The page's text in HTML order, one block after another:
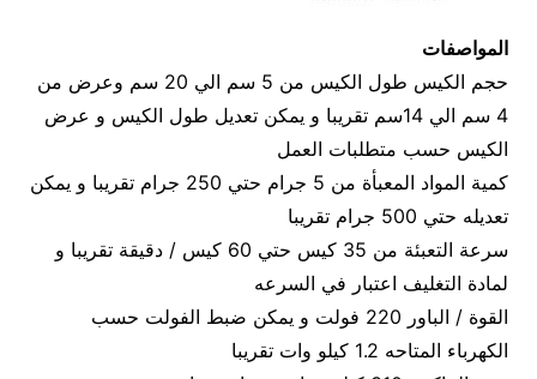
المواصفات
حجم الكيس طول الكيس من 5 سم الي 20 سم وعرض من
4 سم الي 14سم تقريبا و يمكن تعديل طول الكيس و عرض
الكيس حسب متطلبات العمل
كمية المواد المعبأة من 5 جرام حتي 250 جرام تقريبا و يمكن
تعديله حتي 500 جرام تقريبا
سرعة التعبئة من 35 كيس حتي 60 كيس / دقيقة تقريبا و
لمادة التغليف اعتبار في السرعه
القوة / الباور 220 فولت و يمكن ضبط الفولت حسب
الكهرباء المتاحه 1.2 كيلو وات تقريبا